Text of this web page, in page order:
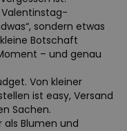
Valentinstag-
sondern etwas
Botschaft
– und genau
Von kleiner
ist easy, Versand
Sachen.
als Blumen und